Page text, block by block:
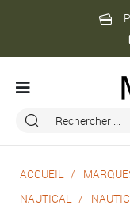
ACCUEIL
NAUTICAL